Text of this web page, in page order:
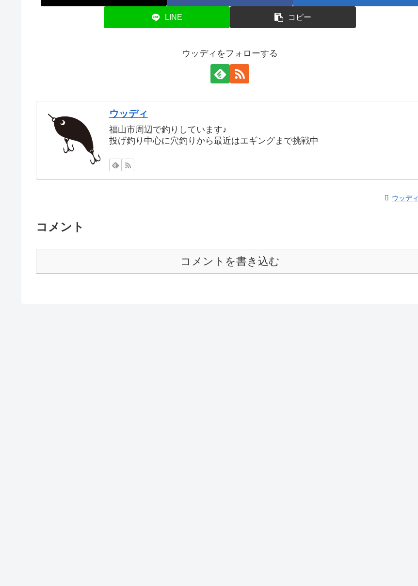
LINE コピー
ウッディをフォローする
ウッディ
福山市周辺で釣りしています♪
投げ釣り中心に穴釣りから最近はエギングまで挑戦中
ウッディ
コメント
コメントを書き込む